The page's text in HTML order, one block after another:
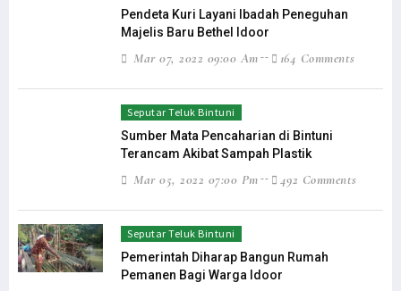
Pendeta Kuri Layani Ibadah Peneguhan
Majelis Baru Bethel Idoor
Mar 07, 2022 09:00 Am 164 Comments
Seputar Teluk Bintuni
Sumber Mata Pencaharian di Bintuni
Terancam Akibat Sampah Plastik
Mar 05, 2022 07:00 Pm 492 Comments
Seputar Teluk Bintuni
Pemerintah Diharap Bangun Rumah
Pemanen Bagi Warga Idoor